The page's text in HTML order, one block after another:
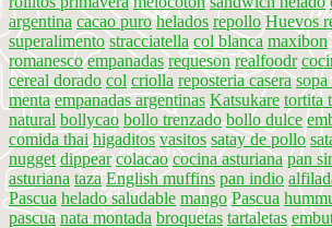
argentina cacao puro helados repollo Huevos
superalimento stracciatella col blanca maxibon
romanesco empanadas requeson realfoodr
cereal dorado col criolla reposteria casera sopa
menta empanadas argentinas Katsukare tortita
natural bollycao bollo trenzado bollo dulce
comida thai higaditos vasitos satay de pollo
nugget dippear colacao cocina asturiana pan
asturiana taza English muffins pan indio
Pascua helado saludable mango Pascua
pascua nata montada broquetas tartaletas